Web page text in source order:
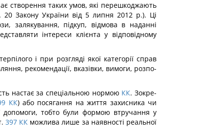
створення таких умов, які перешкоджають
20 Закону України від 5 липня 2012 р.). Ці
залякування, підкуп, відмова в наданні
інтереси клієнта у відповідному
і при розгляді якої категорії справ
рекомендації, вказівки, вимоги, розпо­
настає за спеціальною нормою КК. Зокре­
КК) або посягання на життя захисника чи
допомоги, тобто були формою втручання у
397 ККможлива лише за наявності реальної